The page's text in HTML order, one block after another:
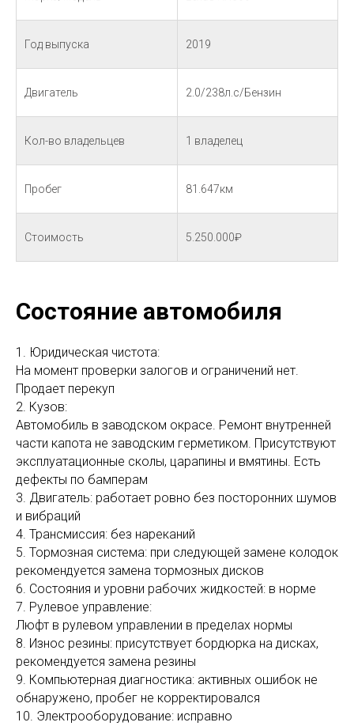
Год выпуска 2019
Двигатель 2.0/238л.с/Бензин
Кол-во владельцев 1 владелец
Пробег 81.647км
Стоимость 5.250.000₽
Состояние автомобиля
1. Юридическая чистота:
На момент проверки залогов и ограничений нет.
Продает перекуп
2. Кузов:
Автомобиль в заводском окрасе. Ремонт внутренней
части капота не заводским герметиком. Присутствуют
эксплуатационные сколы, царапины и вмятины. Есть
дефекты по бамперам
3. Двигатель: работает ровно без посторонних шумов
и вибраций
4. Трансмиссия: без нареканий
5. Тормозная система: при следующей замене колодок
рекомендуется замена тормозных дисков
6. Состояния и уровни рабочих жидкостей: в норме
7. Рулевое управление:
Люфт в рулевом управлении в пределах нормы
8. Износ резины: присутствует бордюрка на дисках,
рекомендуется замена резины
9. Компьютерная диагностика: активных ошибок не
обнаружено, пробег не корректировался
10. Электрооборудование: исправно